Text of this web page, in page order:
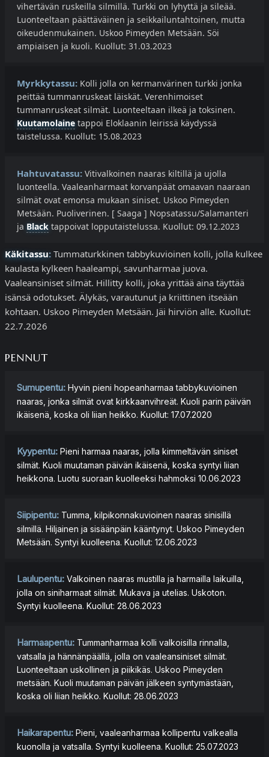
vihertävän ruskeilla silmillä. Turkki on lyhyttä ja sileää.
Luonteeltaan päättäväinen ja seikkailuntahtoinen, mutta
oikeudenmukainen. Uskoo Pimeyden Metsään. Söi
ampiaisen ja kuoli. Kuollut: 31.03.2023
Myrkkytassu: Kolli jolla on kermanvärinen turkki jonka
peittää tummanruskeat läiskät. Verenhimoiset
tummanruskeat silmät. Luonteeltaan ilkeä ja toksinen.
Kuutamolaine tappoi Eloklaanin leirissä käydyssä
taistelussa. Kuollut: 15.08.2023
Hahtuvatassu: Vitivalkoinen naaras kiltillä ja ujolla
luonteella. Vaaleanharmaat korvanpäät omaavan naaraan
silmät ovat emonsa mukaan siniset. Uskoo Pimeyden
Metsään. Puoliverinen. [ Saaga ] Nopsatassu/Salamanteri
ja Black tappoivat lopputaistelussa. Kuollut: 09.12.2023
Käkitassu: Tummaturkkinen tabbykuvioinen kolli, jolla kulkee
kaulasta kylkeen haaleampi, savunharmaa juova.
Vaaleansiniset silmät. Hillitty kolli, joka yrittää aina täyttää
isänsä odotukset. Älykäs, varautunut ja kriittinen itseään
kohtaan. Uskoo Pimeyden Metsään. Jäi hirviön alle. Kuollut:
22.7.2026
PENNUT
Sumupentu: Hyvin pieni hopeanharmaa tabbykuvioinen
naaras, jonka silmät ovat kirkkaanvihreät. Kuoli parin päivän
ikäisenä, koska oli liian heikko. Kuollut: 17.07.2020
Kyypentu: Pieni harmaa naaras, jolla kimmeltävän siniset
silmät. Kuoli muutaman päivän ikäisenä, koska syntyi liian
heikkona. Luotu suoraan kuolleeksi hahmoksi 10.06.2023
Siipipentu: Tumma, kilpikonnakuvioinen naaras sinisillä
silmillä. Hiljainen ja sisäänpäin kääntynyt. Uskoo Pimeyden
Metsään. Syntyi kuolleena. Kuollut: 12.06.2023
Laulupentu: Valkoinen naaras mustilla ja harmailla laikuilla,
jolla on siniharmaat silmät. Mukava ja utelias. Uskoton.
Syntyi kuolleena. Kuollut: 28.06.2023
Harmaapentu: Tummanharmaa kolli valkoisilla rinnalla,
vatsalla ja hännänpäällä, jolla on vaaleansiniset silmät.
Luonteeltaan uskollinen ja piikikäs. Uskoo Pimeyden
metsään. Kuoli muutaman päivän jälkeen syntymästään,
koska oli liian heikko. Kuollut: 28.06.2023
Haikarapentu: Pieni, vaaleanharmaa kollipentu valkealla
kuonolla ja vatsalla. Syntyi kuolleena. Kuollut: 25.07.2023